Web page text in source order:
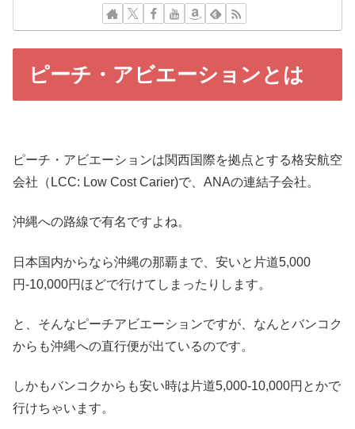
ピーチ・アビエーションとは
ピーチ・アビエーションは関西国際を拠点とする格安航空
会社（LCC: Low Cost Carier)で、ANAの連結子会社。
沖縄への路線で有名ですよね。
日本国内からなら沖縄の那覇まで、安いと片道5,000
円-10,000円ほどで行けてしまったりします。
と、そんなピーチアビエーションですが、なんとバンコク
からも沖縄への直行便が出ているのです。
しかもバンコクからも安い時は片道5,000-10,000円とかで
行けちゃいます。